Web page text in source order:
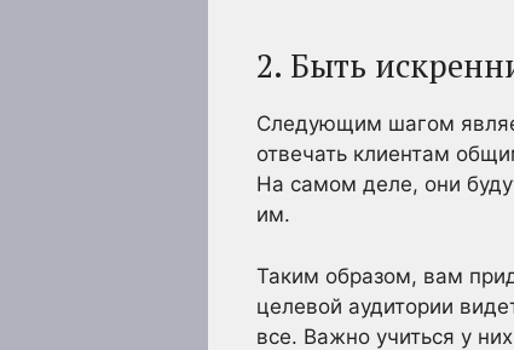
2. Быть
Следующим шагом
отвечать клиентам
На самом деле, они
им.
Таким образом, вам
целевой аудитории
все. Важно учиться у